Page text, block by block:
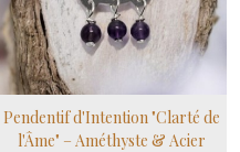
Pendentif d'Intention "Clarté de
l'Âme" – Améthyste & Acier